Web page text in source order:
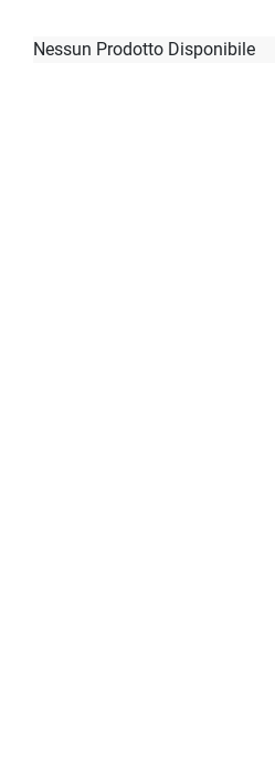
Nessun Prodotto Disponibile